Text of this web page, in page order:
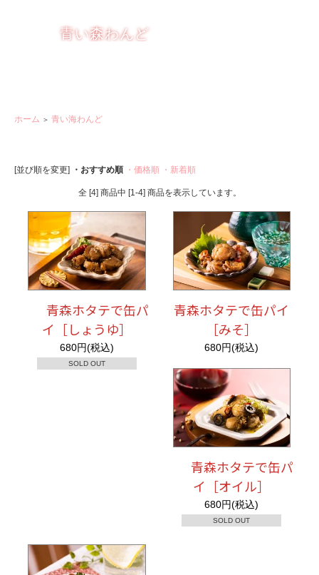
青い森わんど
ホーム ＞ 青い海わんど
[並び順を変更] ・おすすめ順 ・価格順 ・新着順
全 [4] 商品中 [1-4] 商品を表示しています。
青森ホタテで缶パ
イ［しょうゆ］
680円(税込)
SOLD OUT
青森ホタテで缶パイ
［みそ］
680円(税込)
青森ホタテで缶パ
イ［オイル］
680円(税込)
SOLD OUT